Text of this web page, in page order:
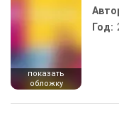
показать
обложку
Год: